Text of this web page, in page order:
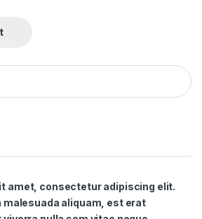
amet, consectetur adipiscing elit.
aliquam, est erat